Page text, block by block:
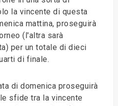
la vincente di questa
mattina, proseguirà
(l'altra sarà
per un totale di dieci
di finale.
di domenica proseguirà
sfide tra la vincente